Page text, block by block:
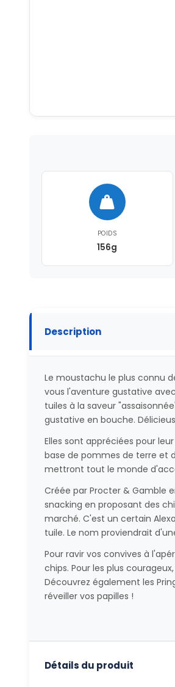
POIDS
156g
Description
Le moustachu le plus connu
vous l'aventure gustative
tuiles à la saveur
gustative en bouche.
Elles sont appréciées pour
base de pommes de terre et
mettront tout le monde
Créée par Procter & Gamble
snacking en proposant des
marché. C'est un certain
tuile. Le nom proviendrait
Pour ravir vos convives à
chips. Pour les plus
Découvrez également les
réveiller vos papilles !
Détails du produit